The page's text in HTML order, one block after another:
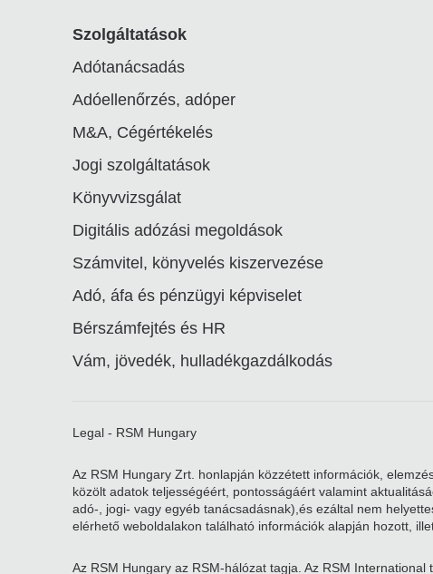
Footer
linkek
Szolgáltatások
Adótanácsadás
Adóellenőrzés, adóper
M&A, Cégértékelés
Jogi szolgáltatások
Könyvvizsgálat
Digitális adózási megoldások
Számvitel, könyvelés kiszervezése
Adó, áfa és pénzügyi képviselet
Bérszámfejtés és HR
Vám, jövedék, hulladékgazdálkodás
Legal - RSM Hungary
Az RSM Hungary Zrt. honlapján közzétett információk,
közölt adatok teljességéért, pontosságáért valamint
adó-, jogi- vagy egyéb tanácsadásnak),és ezáltal nem
elérhető weboldalakon található információk alapján hozott,
Az RSM Hungary az RSM-hálózat tagja. Az RSM